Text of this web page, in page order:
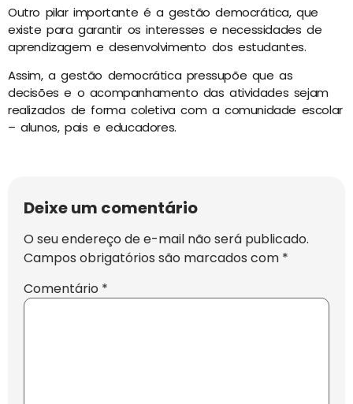
Outro pilar importante é a gestão democrática, que
existe para garantir os interesses e necessidades de
aprendizagem e desenvolvimento dos estudantes.
Assim, a gestão democrática pressupõe que as
decisões e o acompanhamento das atividades sejam
realizados de forma coletiva com a comunidade escolar
– alunos, pais e educadores.
Deixe um comentário
O seu endereço de e-mail não será publicado.
Campos obrigatórios são marcados com *
Comentário *